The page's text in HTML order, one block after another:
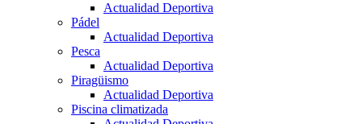
Actualidad Deportiva
Pádel
Actualidad Deportiva
Pesca
Actualidad Deportiva
Piragüismo
Actualidad Deportiva
Piscina climatizada